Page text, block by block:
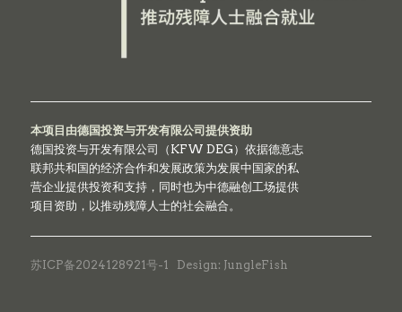
本项目由德国投资与开发有限公司提供资助
德国投资与开发有限公司（KFW DEG）依据德意志
联邦共和国的经济合作和发展政策为发展中国家的私
营企业提供投资和支持，同时也为中德融创工场提供
项目资助，以推动残障人士的社会融合。
苏ICP备2024128921号-1 Design: JungleFish